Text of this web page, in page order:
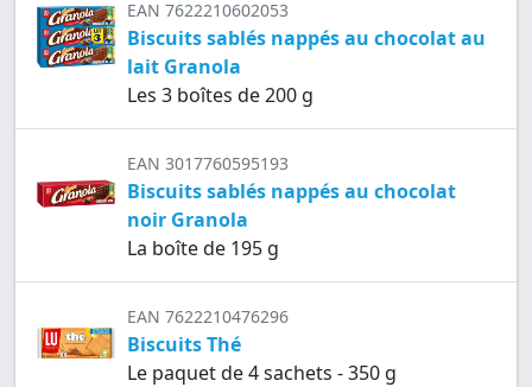
EAN 7622210602053
Biscuits sablés nappés au chocolat au
lait Granola
Les 3 boîtes de 200 g
EAN 3017760595193
Biscuits sablés nappés au chocolat
noir Granola
La boîte de 195 g
EAN 7622210476296
Biscuits Thé
Le paquet de 4 sachets - 350 g